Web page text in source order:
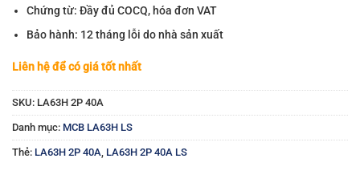
Chứng từ: Đầy đủ COCQ, hóa đơn VAT
Bảo hành: 12 tháng lỗi do nhà sản xuất
Liên hệ để có giá tốt nhất
SKU: LA63H 2P 40A
Danh mục: MCB LA63H LS
Thẻ: LA63H 2P 40A, LA63H 2P 40A LS